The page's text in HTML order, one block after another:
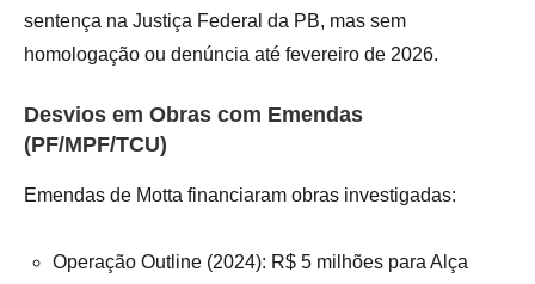
sentença na Justiça Federal da PB, mas sem
homologação ou denúncia até fevereiro de 2026.
Desvios em Obras com Emendas
(PF/MPF/TCU)
Emendas de Motta financiaram obras investigadas:
Operação Outline (2024): R$ 5 milhões para Alça